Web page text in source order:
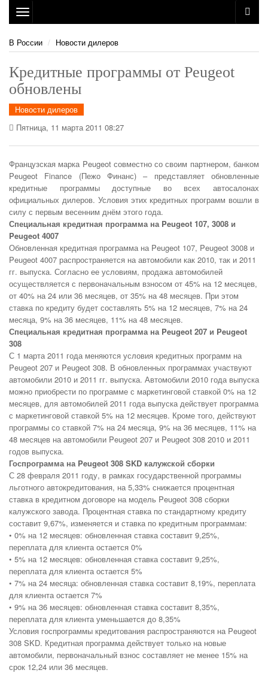
Toggle
navigation
В России
Новости дилеров
Кредитные программы от Peugeot
обновлены
Новости дилеров
Пятница, 11 марта 2011 08:27
Французская марка Peugeot совместно со своим партнером, банком
Peugeot Finance (Пежо Финанс) – представляет обновленные
кредитные программы доступные во всех автосалонах
официальных дилеров. Условия этих кредитных программ вошли в
силу с первым весенним днём этого года.
Специальная кредитная программа на Peugeot 107, 3008 и
Peugeot 4007
Обновленная кредитная программа на Peugeot 107, Peugeot 3008 и
Peugeot 4007 распространяется на автомобили как 2010, так и 2011
гг. выпуска. Согласно ее условиям, продажа автомобилей
осуществляется с первоначальным взносом от 45% на 12 месяцев,
от 40% на 24 или 36 месяцев, от 35% на 48 месяцев. При этом
ставка по кредиту будет составлять 5% на 12 месяцев, 7% на 24
месяца, 9% на 36 месяцев, 11% на 48 месяцев.
Специальная кредитная программа на Peugeot 207 и Peugeot
308
С 1 марта 2011 года меняются условия кредитных программ на
Peugeot 207 и Peugeot 308. В обновленных программах участвуют
автомобили 2010 и 2011 гг. выпуска. Автомобили 2010 года выпуска
можно приобрести по программе с маркетинговой ставкой 0% на 12
месяцев, для автомобилей 2011 года выпуска действует программа
с маркетинговой ставкой 5% на 12 месяцев. Кроме того, действуют
программы со ставкой 7% на 24 месяца, 9% на 36 месяцев, 11% на
48 месяцев на автомобили Peugeot 207 и Peugeot 308 2010 и 2011
годов выпуска.
Госпрограмма на Peugeot 308 SKD калужской сборки
С 28 февраля 2011 году, в рамках государственной программы
льготного автокредитования, на 5,33% снижается процентная
ставка в кредитном договоре на модель Peugeot 308 сборки
калужского завода. Процентная ставка по стандартному кредиту
составит 9,67%, изменяется и ставка по кредитным программам:
• 0% на 12 месяцев: обновленная ставка составит 9,25%,
переплата для клиента остается 0%
• 5% на 12 месяцев: обновленная ставка составит 9,25%,
переплата для клиента остается 5%
• 7% на 24 месяца: обновленная ставка составит 8,19%, переплата
для клиента остается 7%
• 9% на 36 месяцев: обновленная ставка составит 8,35%,
переплата для клиента уменьшается до 8,35%
Условия госпрограммы кредитования распространяются на Peugeot
308 SKD. Кредитная программа действует только на новые
автомобили, первоначальный взнос составляет не менее 15% на
срок 12,24 или 36 месяцев.